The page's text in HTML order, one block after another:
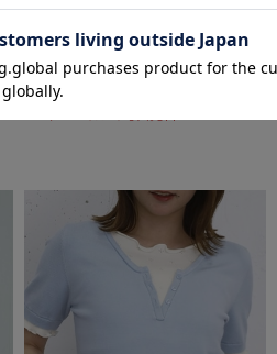
ットプルオーバー
期間限定タイムセールSALE価格から更に
10%OFF! 8/10 10:00まで
￥5,500